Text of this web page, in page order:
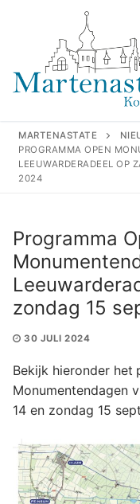
inhoud
MARTENASTATE
PROGRAMMA OPEN
LEEUWARDERADEEL OP
2024
Programma
zondag 15
30 JULI 2024
Bekijk hieronder het
Monumentendagen
14 en zondag 15